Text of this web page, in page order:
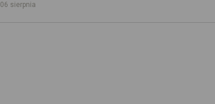
06 sierpnia